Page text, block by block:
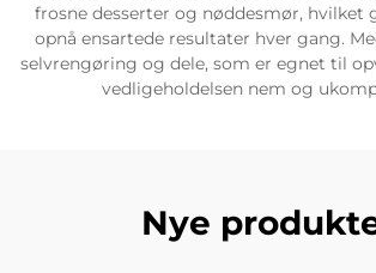
frosne desserter og nøddesmør, hvilket
opnå ensartede resultater hver gang.
selvrengøring og dele, som er egnet til
vedligeholdelsen nem og
Nye